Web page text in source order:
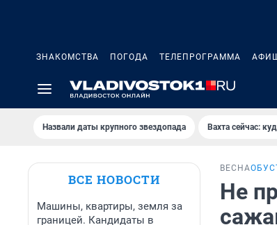
ЗНАКОМСТВА ПОГОДА ТЕЛЕПРОГРАММА
Назвали даты крупного звездопада Вахта сейчас:
ВСЕ НОВОСТИ
Машины, квартиры, земля за
границей. Кандидаты в
ВЕСНА
Не